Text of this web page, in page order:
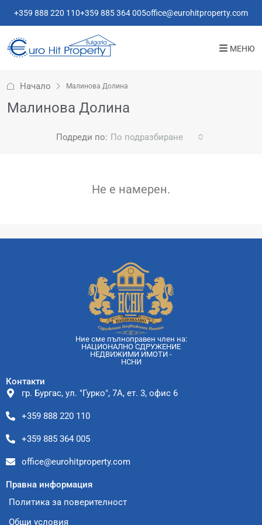
+359 888 220 110+359 885 364 005office@eurohitproperty.com
МЕНЮ
Начало Малинова Долина
Малинова Долина
Подреди по: По подразбиране
Не е намерен.
Ние сме пълноправен член на:
НАЦИОНАЛНО СДРУЖЕНИЕ
НЕДВИЖИМИ ИМОТИ -
НСНИ
Контакти
гр. Бургас, ул. "Гурко", 7А, ет. 3, офис 6
+359 888 220 110
+359 885 364 005
office@eurohitproperty.com
Правна информация
Политика за поверителност
Общи условия